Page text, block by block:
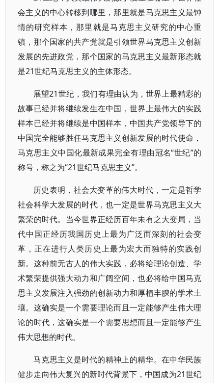
会主义的中心转移到哪里，那里就是马克思主义最钟
情的研究样本，那里就是马克思主义研究的中心重
镇，那个国家的共产党就是引领世界马克思主义创新
发展的先进政党，那个国家的马克思主义最新形态就
是21世纪马克思主义的主体形态。
展望21世纪，我们有理由认为，世界上最精彩的
故事已经并将继续发生在中国，世界上最伟大的实践
样本已经并将继续是中国样本，中国共产党领导下的
中国完全能够胜任马克思主义创新发展的时代使命，
马克思主义中国化最新成果完全有理由冠名“世纪”的
称号，称之为“21世纪马克思主义”。
历史表明，社会大变革的伟大时代，一定是哲学
社会科学大发展的时代，也一定是世界马克思主义大
繁荣的时代。当今世界正经历百年未有之大变局，当
代中国正经历我国历史上最为广泛而深刻的社会变
革，正在进行人类历史上最为宏大而独特的实践创
新。这种前无古人的伟大实践，必将给理论创造、学
术繁荣提供强大动力和广阔空间，也必将给中国马克
思主义发展注入强劲的创新动力和厚植丰腴的学术土
壤。这确实是一个需要理论而且一定能够产生伟大理
论的时代，这确实是一个需要思想而且一定能够产生
伟大思想的时代。
马克思主义是时代的精神上的精华。在中华民族
健步走向伟大复兴的新时代背景下，中国成为21世纪